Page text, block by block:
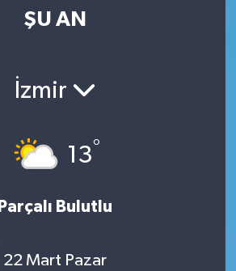
ŞU AN
İzmir
13°
Parçalı Bulutlu
22 Mart Pazar